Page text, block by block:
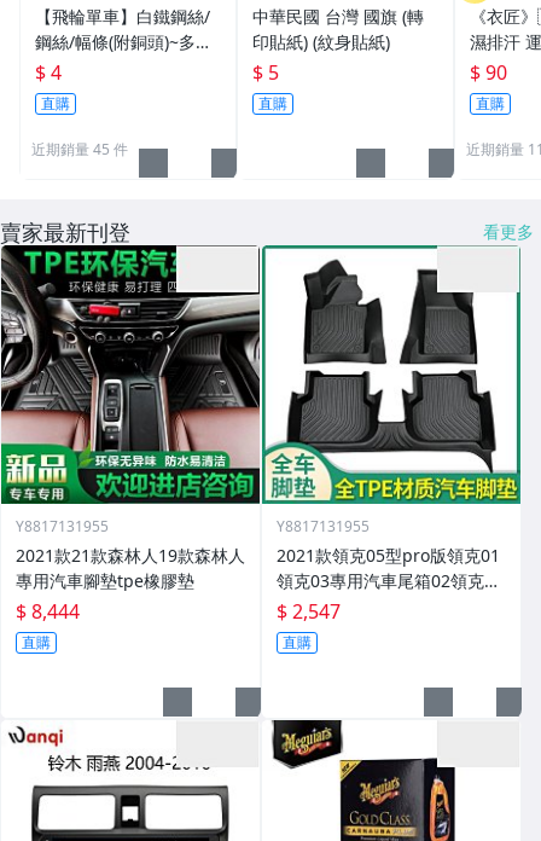
【飛輪單車】白鐵鋼絲/
鋼絲/幅條(附銅頭)~多種
規格/一支價格需要多少
買多少[1101]
$ 4
直購
近期銷量 45 件
中華民國 台灣 國旗 (轉
印貼紙) (紋身貼紙)
$ 5
直購
《衣匠
濕排汗
頭巾 機
盜帽
$ 90
直購
近期銷量
賣家最新刊登 看更多
Y8817131955
2021款21款森林人19款森林人
專用汽車腳墊tpe橡膠墊
$ 8,444
直購
Y8817131955
2021款領克05型pro版領克01
領克03專用汽車尾箱02領克03
腳墊
$ 2,547
直購